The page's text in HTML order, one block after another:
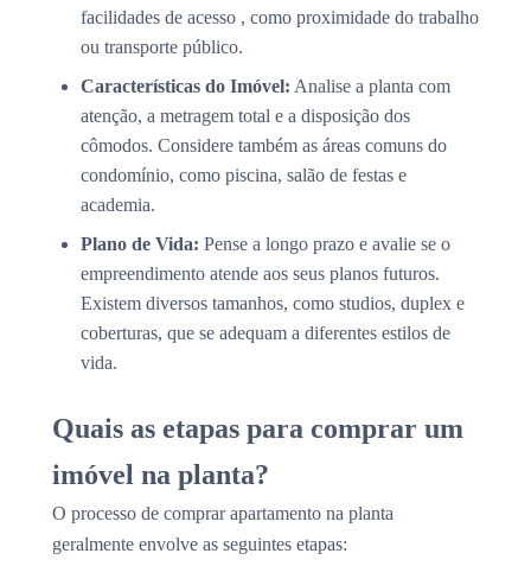
facilidades de acesso , como proximidade do trabalho
ou transporte público.
Características do Imóvel: Analise a planta com
atenção, a metragem total e a disposição dos
cômodos. Considere também as áreas comuns do
condomínio, como piscina, salão de festas e
academia.
Plano de Vida: Pense a longo prazo e avalie se o
empreendimento atende aos seus planos futuros.
Existem diversos tamanhos, como studios, duplex e
coberturas, que se adequam a diferentes estilos de
vida.
Quais as etapas para comprar um
imóvel na planta?
O processo de comprar apartamento na planta
geralmente envolve as seguintes etapas: